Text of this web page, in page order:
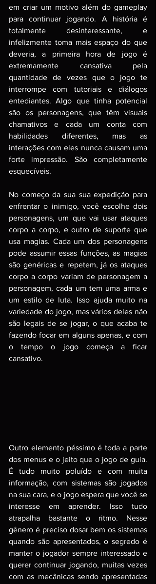
em criar um motivo além do gameplay
para continuar jogando. A história é
totalmente desinteressante, e
infelizmente toma mais espaço do que
deveria, a primeira hora de jogo é
extremamente cansativa pela
quantidade de vezes que o jogo te
interrompe com tutoriais e diálogos
entediantes. Algo que tinha potencial
são os personagens, que têm visuais
chamativos e cada um conta com
habilidades diferentes, mas as
interações com eles nunca causam uma
forte impressão. São completamente
esquecíveis.
No começo da sua sua expedição para
enfrentar o inimigo, você escolhe dois
personagens, um que vai usar ataques
corpo a corpo, e outro de suporte que
usa magias. Cada um dos personagens
pode assumir essas funções, as magias
são genéricas e repetem, já os ataques
corpo a corpo variam de personagem a
personagem, cada um tem uma arma e
um estilo de luta. Isso ajuda muito na
variedade do jogo, mas vários deles não
são legais de se jogar, o que acaba te
fazendo focar em alguns apenas, e com
o tempo o jogo começa a ficar
cansativo.
Outro elemento péssimo é toda a parte
dos menus e o jeito que o jogo de guia.
É tudo muito poluído e com muita
informação, com sistemas são jogados
na sua cara, e o jogo espera que você se
interesse em aprender. Isso tudo
atrapalha bastante o ritmo. Nesse
gênero é preciso dosar bem os sistemas
quando são apresentados, o segredo é
manter o jogador sempre interessado e
querer continuar jogando, muitas vezes
com as mecânicas sendo apresentadas